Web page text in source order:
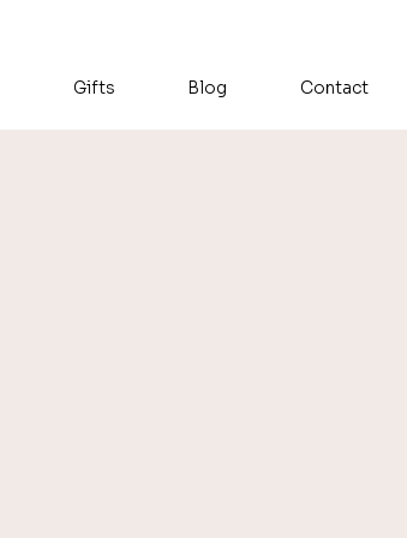
Gifts Blog Contact